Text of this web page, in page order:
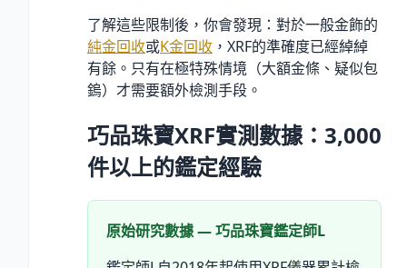
了解這些限制後，你會發現：對於一般金飾的
純金回收或K金回收 ，XRF的準確度已經綽綽
有餘。只有在極特殊情境（大額金條、疑似包
鎢）才需要額外檢測手段。
巧品珠寶XRF實測數據：3,000
件以上的鑑定經驗
原始研究數據 — 巧品珠寶鑑定師L